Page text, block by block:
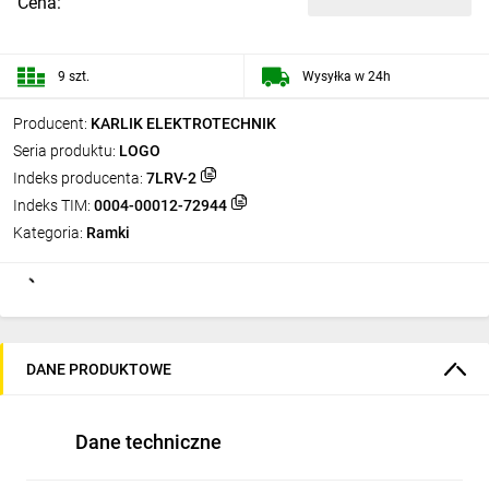
Producent: KARLIK ELEKTROTECHNIK
Seria produktu: LOGO
Indeks producenta: 7LRV-2
Indeks TIM: 0004-00012-72944
Kategoria: Ramki
9 szt. Wysyłka w 24h
DANE PRODUKTOWE
Dane techniczne